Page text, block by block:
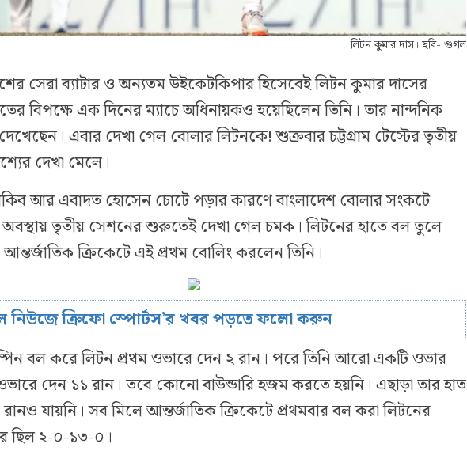
লিটন কুমার দাস। ছবি- গুগল
সেরা ব্যাটার ও অন্যতম উইকেটকিপার হিসেবেই লিটন কুমার দাসের
বিপক্ষে এক দিনের ম্যাচে অধিনায়কও হয়েছিলেন তিনি। তার নান্দনিক
দেখেছেন। এবার দেখা গেল বোলার লিটনকে! শুক্রবার চট্টগ্রাম টেস্টের তৃতীয়
দেখা মেলে।
আর এবাদত হোসেন চোটে পড়ার কারণে বাংলাদেশ বোলার সংকটে
তৃতীয় সেশনের শুরুতেই দেখা গেল চমক। লিটনের হাতে বল তুলে
ক্রিকেটে এই প্রথম বোলিং করলেন তিনি।
ক্রিফো স্পোর্টস’র খবর পড়তে ফলো করুন
বল করে লিটন প্রথম ওভারে দেন ২ রান। পরে তিনি আরো একটি ওভার
দেন ১১ রান। তবে কোনো বাউন্ডারি হজম করতে হয়নি। এছাড়া তার হাত
রানও যায়নি। সব মিলে আন্তর্জাতিক ক্রিকেটে প্রথমবার বল করা লিটনের
ছিল ২-০-১৩-০।